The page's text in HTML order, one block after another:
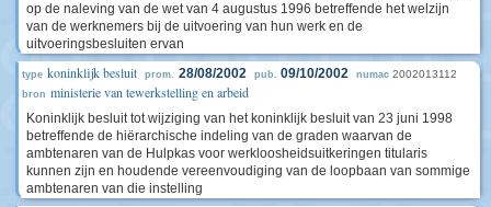
op de naleving van de wet van 4 augustus 1996 betreffende het welzijn
van de werknemers bij de uitvoering van hun werk en de
uitvoeringsbesluiten ervan
type koninklijk besluit prom. 28/08/2002 pub. 09/10/2002 numac 2002013112
bron ministerie van tewerkstelling en arbeid
Koninklijk besluit tot wijziging van het koninklijk besluit van 23 juni 1998
betreffende de hiërarchische indeling van de graden waarvan de
ambtenaren van de Hulpkas voor werkloosheidsuitkeringen titularis
kunnen zijn en houdende vereenvoudiging van de loopbaan van sommige
ambtenaren van die instelling